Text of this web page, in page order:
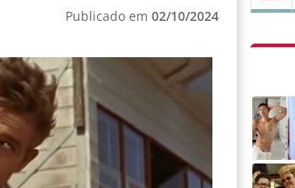
Publicado em 02/10/2024